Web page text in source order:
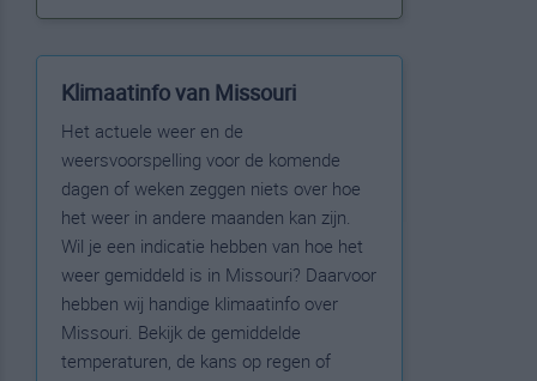
Klimaatinfo van Missouri
Het actuele weer en de
weersvoorspelling voor de komende
dagen of weken zeggen niets over hoe
het weer in andere maanden kan zijn.
Wil je een indicatie hebben van hoe het
weer gemiddeld is in Missouri? Daarvoor
hebben wij handige klimaatinfo over
Missouri. Bekijk de gemiddelde
temperaturen, de kans op regen of